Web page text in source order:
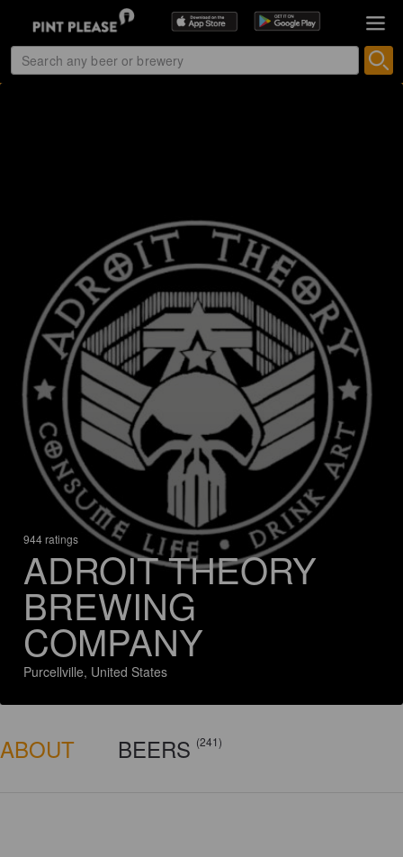
944 ratings
ADROIT THEORY
BREWING
COMPANY
Purcellville, United States
ABOUT BEERS (241)